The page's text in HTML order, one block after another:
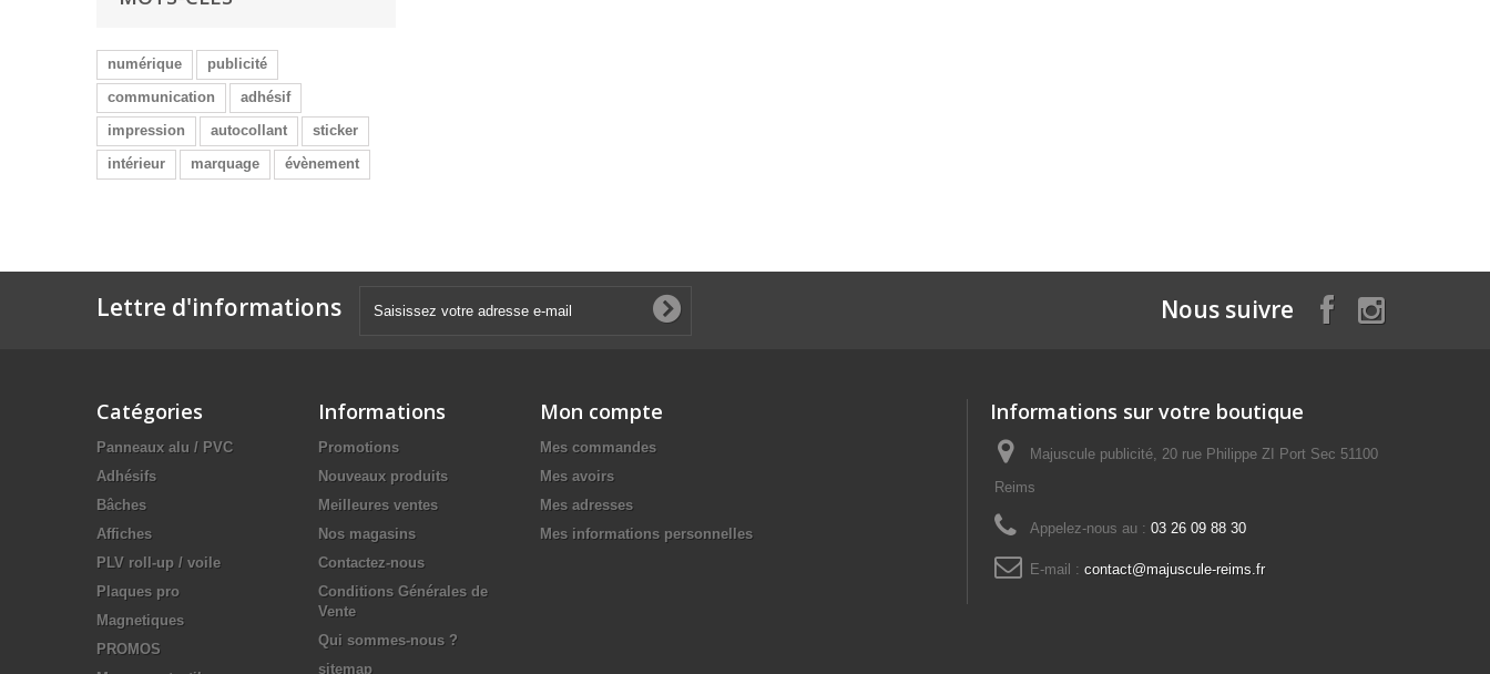
numérique
publicité
communication
adhésif
impression
autocollant
sticker
intérieur
marquage évènement
Lettre d'informations Nous suivre
Catégories
Panneaux alu / PVC
Adhésifs
Bâches
Affiches
PLV roll-up / voile
Plaques pro
Magnetiques
PROMOS
Informations
Promotions
Nouveaux produits
Meilleures ventes
Nos magasins
Contactez-nous
Conditions Générales de
Vente
Qui sommes-nous ?
sitemap
Mon compte
Mes commandes
Mes avoirs
Mes adresses
Mes informations personnelles
Informations sur votre boutique
Majuscule publicité, 20 rue Philippe ZI Port Sec 51100
Reims
Appelez-nous au : 03 26 09 88 30
E-mail : contact@majuscule-reims.fr